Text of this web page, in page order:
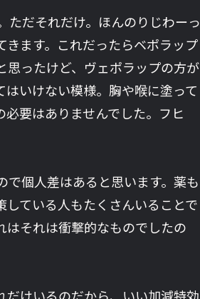
ただそれだけ。ほんのりじわーっ
ます。これだったらベポラップ
思ったけど、ヴェポラップの方が
いけない模様。胸や喉に塗って
要はありませんでした。フヒ
個人差はあると思います。薬も
ている人もたくさんいることで
はそれは衝撃的なものでしたの